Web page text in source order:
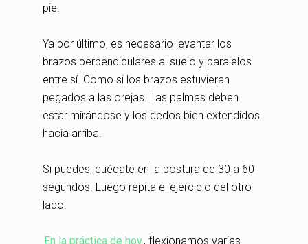
pie.
Ya por último, es necesario levantar los
brazos perpendiculares al suelo y paralelos
entre sí. Como si los brazos estuvieran
pegados a las orejas. Las palmas deben
estar mirándose y los dedos bien extendidos
hacia arriba.
Si puedes, quédate en la postura de 30 a 60
segundos. Luego repita el ejercicio del otro
lado.
En la práctica de hoy, flexionamos varias